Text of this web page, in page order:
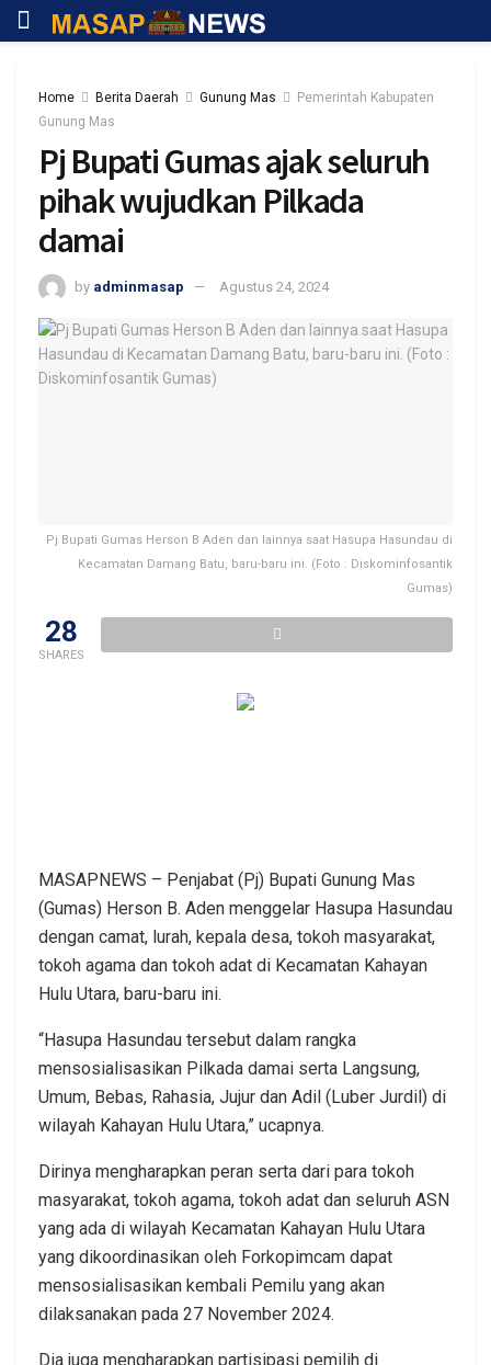
Home Berita Daerah Gunung Mas
Pemerintah Kabupaten
Gunung Mas
Pj Bupati Gumas ajak seluruh
pihak wujudkan Pilkada
damai
by adminmasap Agustus 24, 2024
Pj Bupati Gumas Herson B Aden dan lainnya saat Hasupa Hasundau di
Kecamatan Damang Batu, baru-baru ini. (Foto : Diskominfosantik
Gumas)
28
SHARES
MASAPNEWS – Penjabat (Pj) Bupati Gunung Mas
(Gumas) Herson B. Aden menggelar Hasupa Hasundau
dengan camat, lurah, kepala desa, tokoh masyarakat,
tokoh agama dan tokoh adat di Kecamatan Kahayan
Hulu Utara, baru-baru ini.
“Hasupa Hasundau tersebut dalam rangka
mensosialisasikan Pilkada damai serta Langsung,
Umum, Bebas, Rahasia, Jujur dan Adil (Luber Jurdil) di
wilayah Kahayan Hulu Utara,” ucapnya.
Dirinya mengharapkan peran serta dari para tokoh
masyarakat, tokoh agama, tokoh adat dan seluruh ASN
yang ada di wilayah Kecamatan Kahayan Hulu Utara
yang dikoordinasikan oleh Forkopimcam dapat
mensosialisasikan kembali Pemilu yang akan
dilaksanakan pada 27 November 2024.
Dia juga mengharapkan partisipasi pemilih di